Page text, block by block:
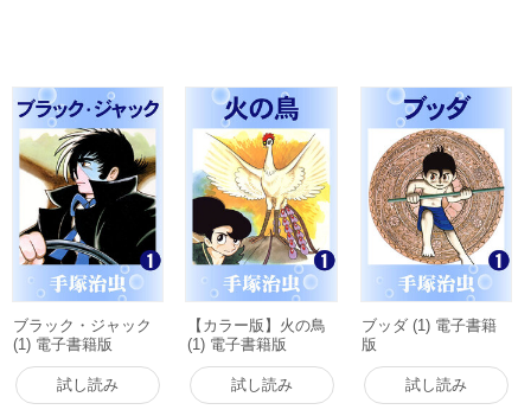
ブラック・ジャック
(1) 電子書籍版
試し読み
【カラー版】火の鳥
(1) 電子書籍版
試し読み
ブッダ (1) 電子書籍
版
試し読み